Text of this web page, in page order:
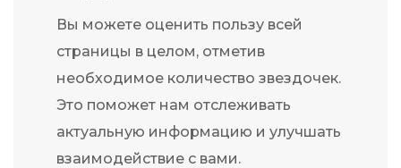
Вы можете оценить пользу всей
страницы в целом, отметив
необходимое количество звездочек.
Это поможет нам отслеживать
актуальную информацию и улучшать
взаимодействие с вами.